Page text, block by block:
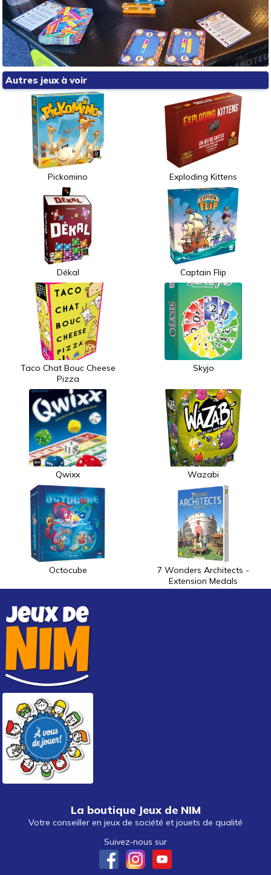
Autres jeux à voir
Pickomino Exploding Kittens
Dékal Captain Flip
Taco Chat Bouc Cheese
Pizza
Skyjo
Qwixx Wazabi
Octocube
7 Wonders Architects -
Extension Medals
La boutique Jeux de NIM
Votre conseiller en jeux de société et jouets de qualité
Suivez-nous sur